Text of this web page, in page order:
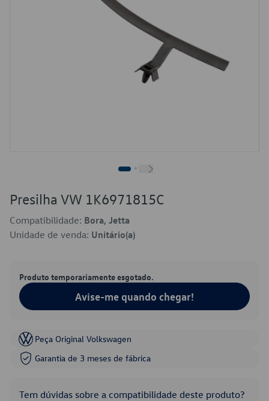
Presilha VW 1K6971815C
Compatibilidade: Bora, Jetta
Unidade de venda: Unitário(a)
Produto temporariamente esgotado.
Avise-me quando chegar!
Peça Original Volkswagen
Garantia de 3 meses de fábrica
Tem dúvidas sobre a compatibilidade deste produto?